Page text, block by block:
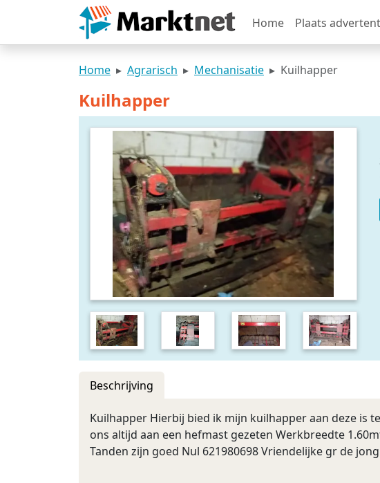
Home Plaats
Home Agrarisch Mechanisatie Kuilhapper
Kuilhapper
Beschrijving
Kuilhapper Hierbij bied ik mijn kuilhapper aan deze is
ons altijd aan een hefmast gezeten Werkbreedte
Tanden zijn goed Nul 621980698 Vriendelijke gr de jong